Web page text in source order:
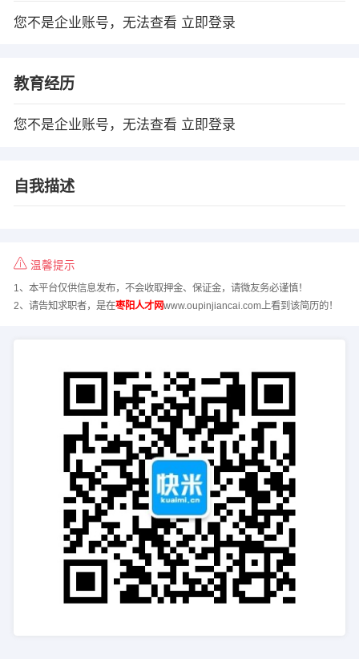
您不是企业账号，无法查看 立即登录
教育经历
您不是企业账号，无法查看 立即登录
自我描述
温馨提示
1、本平台仅供信息发布，不会收取押金、保证金，请微友务必谨慎！
2、请告知求职者，是在枣阳人才网www.oupinjiancai.com上看到该简历的！